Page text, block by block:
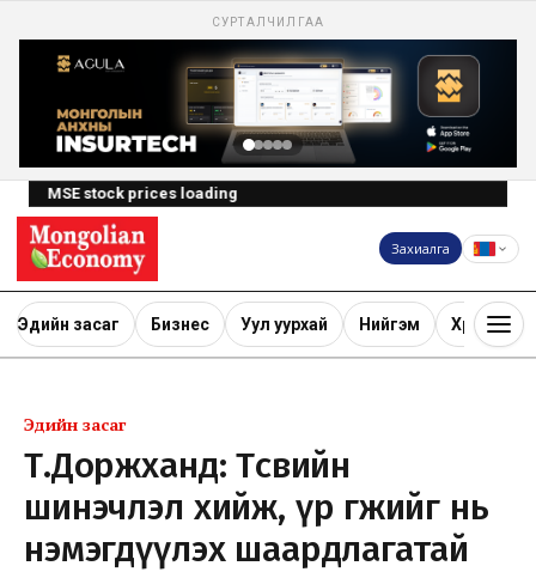
СУРТАЛЧИЛГАА
MSE stock prices loading
Захиалга
Эдийн засаг Бизнес Уул уурхай Нийгэм Хөрөнгө
Эдийн засаг
Т.Доржханд: Төсвийн
шинэчлэл хийж, үр өгөөжийг нь
нэмэгдүүлэх шаардлагатай